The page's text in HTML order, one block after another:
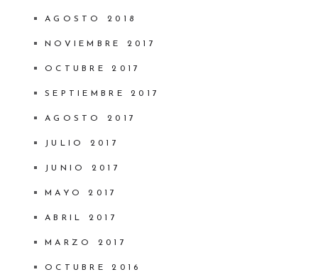
AGOSTO 2018
NOVIEMBRE 2017
OCTUBRE 2017
SEPTIEMBRE 2017
AGOSTO 2017
JULIO 2017
JUNIO 2017
MAYO 2017
ABRIL 2017
MARZO 2017
OCTUBRE 2016